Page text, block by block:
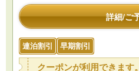
詳細/ご
連泊割引 早期割引
クーポンが利用できます。